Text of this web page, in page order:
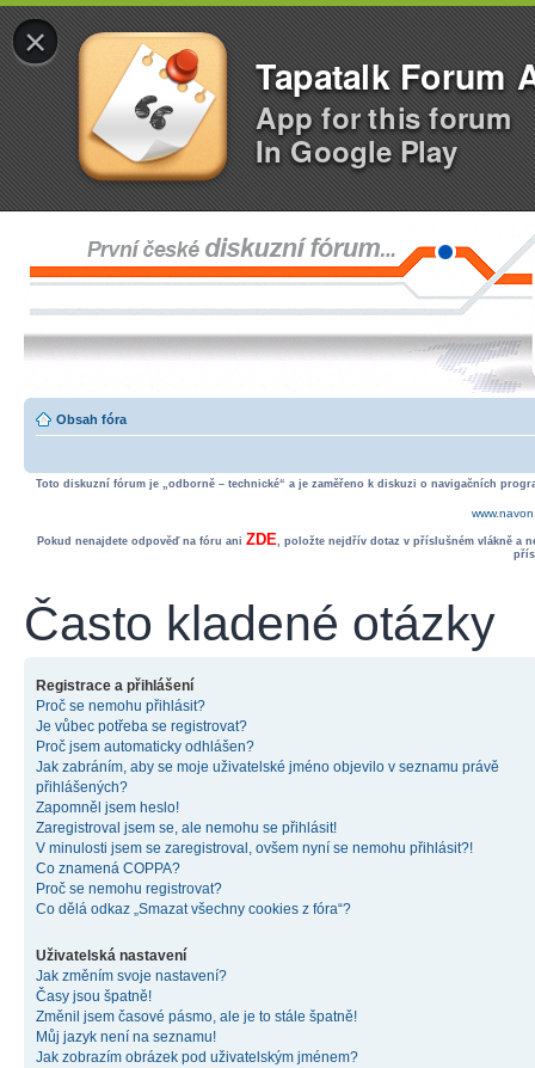
×
Tapatalk Forum
App for this forum
In Google Play
Obsah fóra
Toto diskuzní fórum je „odborně – technické“ a je zaměřeno k diskuzi o navigačních
Pokud nenajdete odpověď na fóru ani ZDE, položte nejdřív dotaz v příslušném vlákně a
Často kladené otázky
Registrace a přihlášení
Proč se nemohu přihlásit?
Je vůbec potřeba se registrovat?
Proč jsem automaticky odhlášen?
Jak zabráním, aby se moje uživatelské jméno objevilo v seznamu právě
přihlášených?
Zapomněl jsem heslo!
Zaregistroval jsem se, ale nemohu se přihlásit!
V minulosti jsem se zaregistroval, ovšem nyní se nemohu přihlásit?!
Co znamená COPPA?
Proč se nemohu registrovat?
Co dělá odkaz „Smazat všechny cookies z fóra“?
Uživatelská nastavení
Jak změním svoje nastavení?
Časy jsou špatně!
Změnil jsem časové pásmo, ale je to stále špatně!
Můj jazyk není na seznamu!
Jak zobrazím obrázek pod uživatelským jménem?